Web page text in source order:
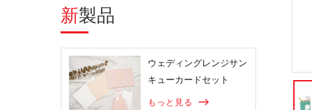
新製品
ウェディングレンジサン
キューカードセット
もっと見る